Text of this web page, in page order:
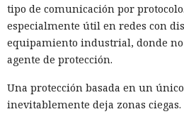
tipo de comunicación por
especialmente útil en redes con
equipamiento industrial, donde
agente de protección.
Una protección basada en un
inevitablemente deja zonas
Entre 2019 y 2022 el regulador
autorización para servicios
licencias de las filiales
China Unicom. Sin embargo, las
las empresas a desmontar
datos o cortar conexiones de red